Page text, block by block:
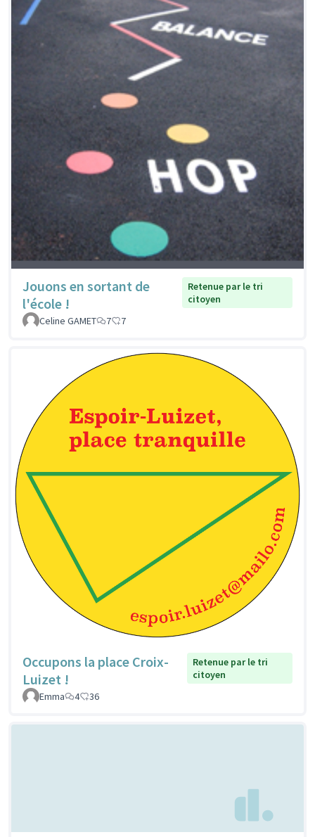
Jouons en sortant de
l'école !
Retenue par le tri
citoyen
Celine GAMET
7 7
Occupons la place Croix-
Luizet !
Retenue par le tri
citoyen
Emma
4 36